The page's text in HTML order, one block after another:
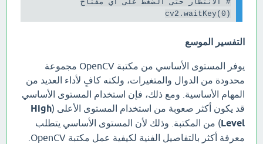
cv2.waitKey(0)
التفسير الموسع
يوفر المستوى الأساسي من مكتبة OpenCV مجموعة
محدودة من الدوال والمتغيرات، ولكنه كافٍ لأداء العديد من
المهام الأساسية. ومع ذلك، فإن استخدام المستوى الأساسي
قد يكون أكثر صعوبة من استخدام المستوى الأعلى (High
Level) من المكتبة. وذلك لأن المستوى الأساسي يتطلب
معرفة أكثر بالتفاصيل الفنية لكيفية عمل مكتبة OpenCV.